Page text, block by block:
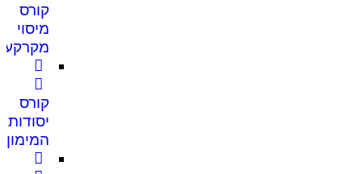
קורס
מיסוי
קורס
יסודות
המימון